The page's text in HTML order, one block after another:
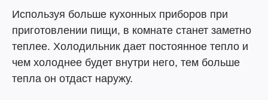
Используя больше кухонных приборов при
приготовлении пищи, в комнате станет заметно
теплее. Холодильник дает постоянное тепло и
чем холоднее будет внутри него, тем больше
тепла он отдаст наружу.